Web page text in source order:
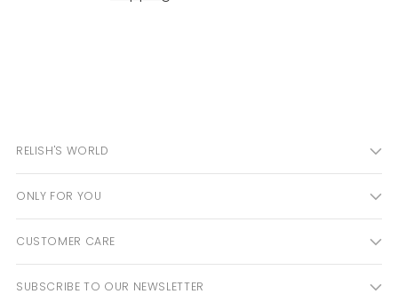
RELISH'S WORLD
ONLY FOR YOU
CUSTOMER CARE
SUBSCRIBE TO OUR NEWSLETTER